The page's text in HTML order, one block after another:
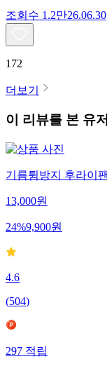
조회수 1.2만26.06.30
172
더보기
이 리뷰를 본 유
기름튐방지 후라이
13,000원
24%9,900원
4.6
(504)
297 적립